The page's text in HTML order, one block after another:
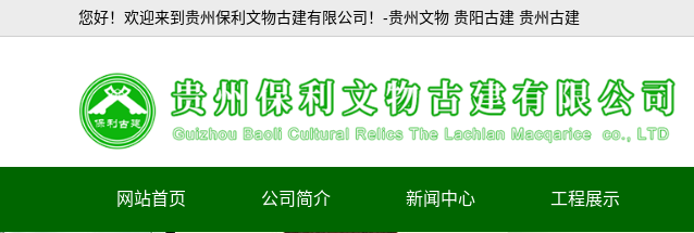
您好！欢迎来到贵州保利文物古建有限公司！-贵州文物 贵阳古建 贵州古建
网站首页 公司简介 新闻中心 工程展示